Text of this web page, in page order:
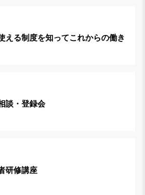
える制度を知ってこれからの働き
談・登録会
研修講座